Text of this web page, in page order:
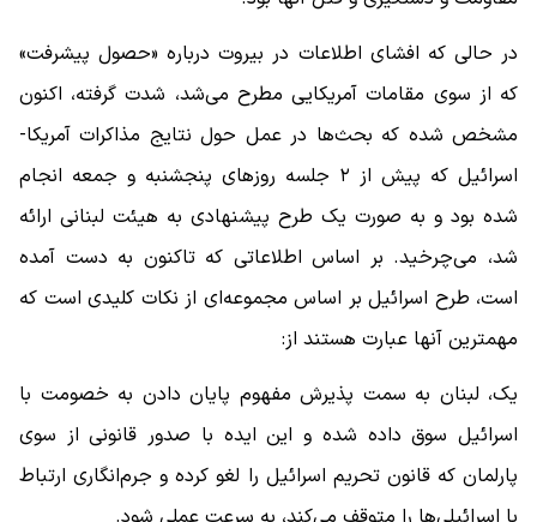
در حالی که افشای اطلاعات در بیروت درباره «حصول پیشرفت»
که از سوی مقامات آمریکایی مطرح می‌شد، شدت گرفته، اکنون
مشخص شده که بحث‌ها در عمل حول نتایج مذاکرات آمریکا-
اسرائیل که پیش از ۲ جلسه روزهای پنجشنبه و جمعه انجام
شده بود و به صورت یک طرح پیشنهادی به هیئت لبنانی ارائه
شد، می‌چرخید. بر اساس اطلاعاتی که تاکنون به دست آمده
است، طرح اسرائیل بر اساس مجموعه‌ای از نکات کلیدی است که
مهمترین آنها عبارت هستند از:
یک، لبنان به سمت پذیرش مفهوم پایان دادن به خصومت با
اسرائیل سوق داده شده و این ایده با صدور قانونی از سوی
پارلمان که قانون تحریم اسرائیل را لغو کرده و جرم‌انگاری ارتباط